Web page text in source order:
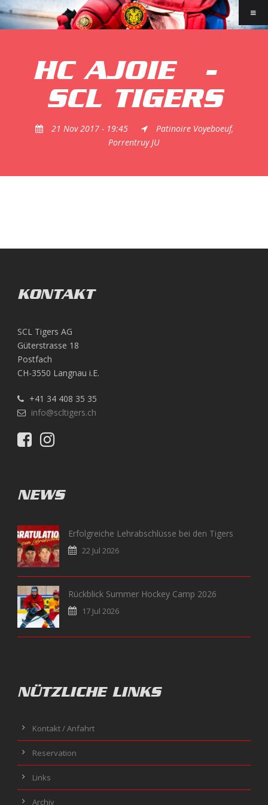
HC AJOIE
-
SCL TIGERS
21 Nov 2017 - 19:45
Patinoire Voyeboeuf,
Porrentruy JU
KONTAKT
SCL Tigers AG
Güterstrasse 18
Postfach
CH-3550 Langnau i.E.
+41 34 408 35 35
info@scltigers.ch
NEWS
Erfolgreiche Lehrabschlüsse bei den Tigers
22 Jul 2026
Rückblick Summer Hockey Camp 2026
17 Jul 2026
NÜTZLICHE LINKS
Kontakt / Anfahrt
Reservation
Links
Archiv